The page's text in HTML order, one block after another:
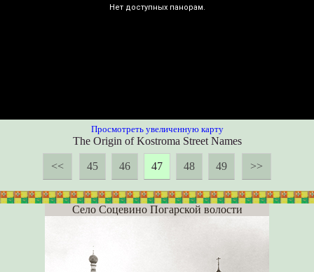
Просмотреть увеличенную карту
The Origin of Kostroma Street Names
<< 45 46 47 48 49 >>
Село Соцевино Погарской волости